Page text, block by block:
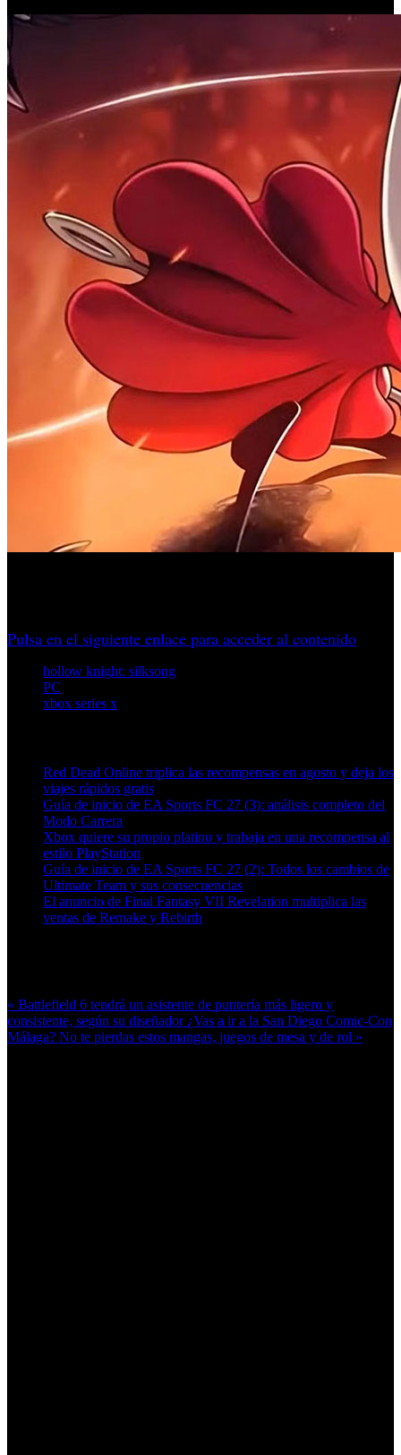
Pulsa en el siguiente enlace para acceder al contenido
hollow knight: silksong
PC
xbox series x
Red Dead Online triplica las recompensas en agosto y deja los
viajes rápidos gratis
Guía de inicio de EA Sports FC 27 (3): análisis completo del
Modo Carrera
Xbox quiere su propio platino y trabaja en una recompensa al
estilo PlayStation
Guía de inicio de EA Sports FC 27 (2): Todos los cambios de
Ultimate Team y sus consecuencias
El anuncio de Final Fantasy VII Revelation multiplica las
ventas de Remake y Rebirth
« Battlefield 6 tendrá un asistente de puntería más ligero y
consistente, según su diseñador ¿Vas a ir a la San Diego Comic-Con
Málaga? No te pierdas estos mangas, juegos de mesa y de rol »